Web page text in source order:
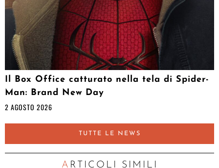
Il Box Office catturato nella tela di Spider-
Man: Brand New Day
2 AGOSTO 2026
TUTTE LE NEWS
ARTICOLI SIMILI